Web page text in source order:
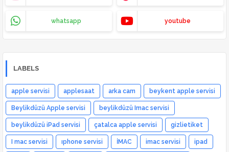
whatsapp youtube
LABELS
apple servisi applesaat arka cam beykent apple servisi
Beylikdüzü Apple servisi beylikdüzü Imac servisi
beylikdüzü iPad servisi çatalca apple servisi gizlietiket
I mac servisi ıphone servisi İMAC imac servisi ipad